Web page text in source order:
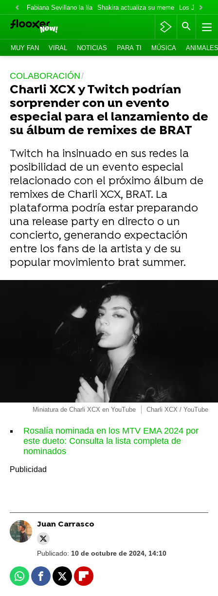
Fabiana Sevillano la lía Shakira actualiza su meme Los Jonas
MUY FAN VIRAL NOTICIAS PARA TI MÚSICA ANIMALES
COLABORACIÓN
Charli XCX y Twitch podrían
sorprender con un evento
especial para el lanzamiento de
su álbum de remixes de BRAT
Twitch ha insinuado en sus redes la
posibilidad de un evento especial
relacionado con el próximo álbum de
remixes de Charli XCX, BRAT. La
plataforma podría estar preparando
una release party en directo o un
concierto, generando expectación
entre los fans de la artista y de su
popular movimiento brat summer.
Miniatura de Charli XCX en YouTube Charli XCX / YouTube
Rosalía nominada en los MTV EMA 2024 por
este dueto: Consulta la lista completa de
nominados
Juan Carrasco
Publicado: 10 de octubre de 2024, 14:10
WhatsappFacebook
X Flipboard